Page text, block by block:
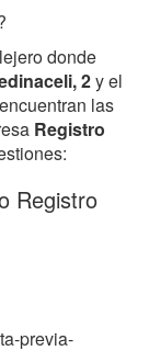
donde
2y el
las
Registro
Registro
previa-